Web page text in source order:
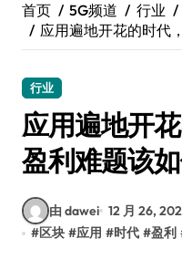
首页 5G频道 行业
应用遍地开花的时代
行业
应用遍地开
盈利难题该
由 dawei 12 月 26,
#区块 #应用 #时代 #盈利